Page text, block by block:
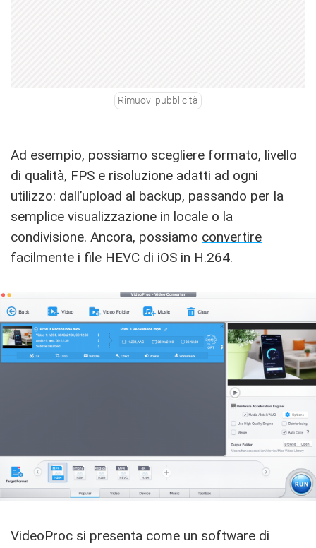
Rimuovi pubblicità
Ad esempio, possiamo scegliere formato, livello
di qualità, FPS e risoluzione adatti ad ogni
utilizzo: dall’upload al backup, passando per la
semplice visualizzazione in locale o la
condivisione. Ancora, possiamo convertire
facilmente i file HEVC di iOS in H.264.
VideoProc si presenta come un software di